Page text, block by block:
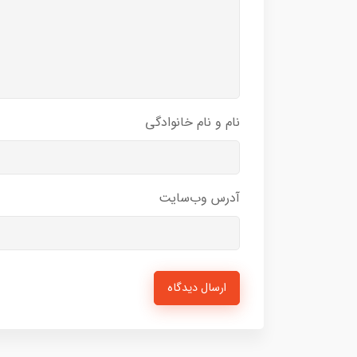
نام و نام خانوادگی
آدرس وب‌سایت
ارسال دیدگاه